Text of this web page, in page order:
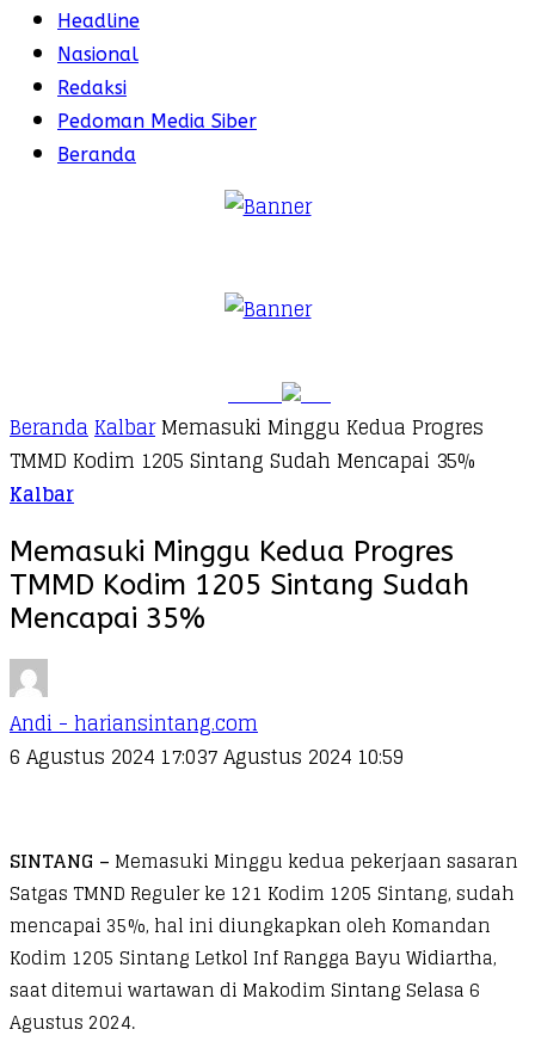
Headline
Nasional
Redaksi
Pedoman Media Siber
Beranda
BerandaKalbarMemasuki Minggu Kedua Progres
TMMD Kodim 1205 Sintang Sudah Mencapai 35%
Kalbar
Memasuki Minggu Kedua Progres
TMMD Kodim 1205 Sintang Sudah
Mencapai 35%
Andi - hariansintang.com
6 Agustus 2024 17:037 Agustus 2024 10:59
SINTANG – Memasuki Minggu kedua pekerjaan sasaran
Satgas TMND Reguler ke 121 Kodim 1205 Sintang, sudah
mencapai 35%, hal ini diungkapkan oleh Komandan
Kodim 1205 Sintang Letkol Inf Rangga Bayu Widiartha,
saat ditemui wartawan di Makodim Sintang Selasa 6
Agustus 2024.